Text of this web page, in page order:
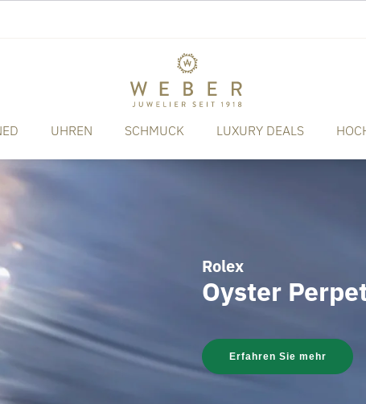
UHREN SCHMUCK LUXURY DEALS
Rolex
Oyster
Erfahren Sie mehr